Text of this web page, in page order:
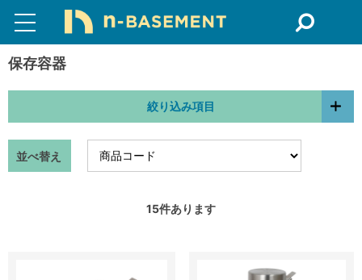
保存容器
絞り込み項目
並べ替え
15件あります